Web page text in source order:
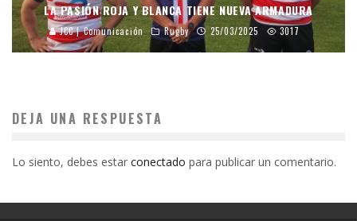
LA PASIÓN ROJA Y BLANCA TIENE NUEVA ARMADURA
JCC | Comunicación Rugby 25/03/2025 3017
DEJA UNA RESPUESTA
Lo siento, debes estar conectado para publicar un comentario.